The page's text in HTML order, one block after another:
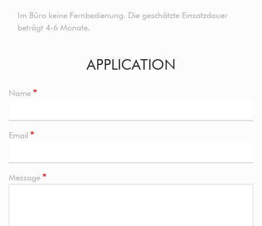
Im Büro keine Fernbedienung. Die geschätzte Einsatzdauer
beträgt 4-6 Monate.
APPLICATION
Name
Email
Message